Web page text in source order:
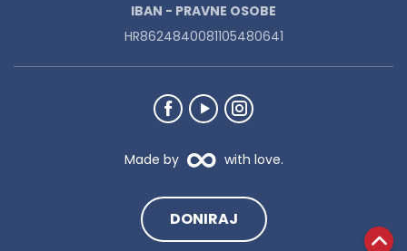
IBAN - PRAVNE OSOBE
HR8624840081105480641
Made by with love.
DONIRAJ